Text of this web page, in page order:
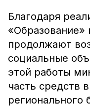
Благодаря
продолжают
социальные
этой работы
часть средств
регионального